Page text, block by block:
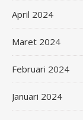
April 2024
Maret 2024
Februari 2024
Januari 2024